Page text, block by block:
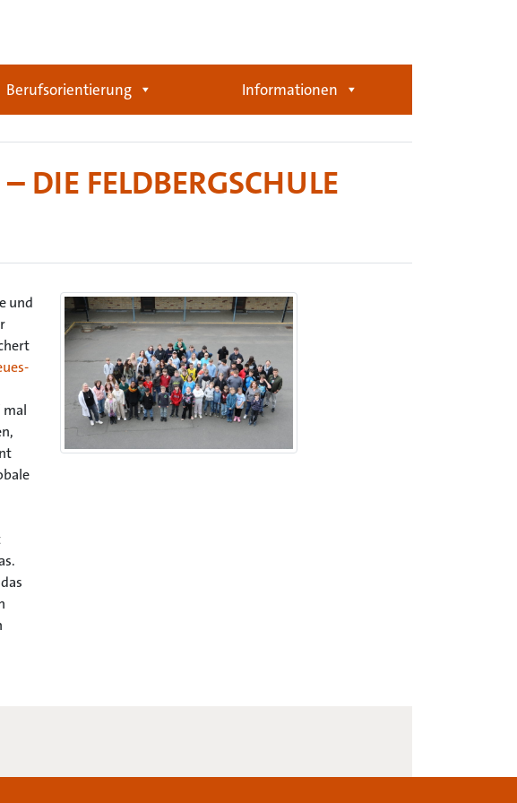
Berufsorientierung Informationen
DIE FELDBERGSCHULE
und
mal